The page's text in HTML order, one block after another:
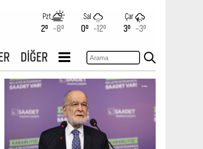
Pzt
2° -8°
Sal
0° -12°
Çar
3° -3°
DİĞER